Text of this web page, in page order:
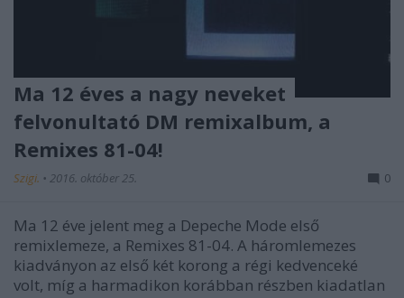
Ma 12 éves a nagy neveket
felvonultató DM remixalbum, a
Remixes 81-04!
Szigi. • 2016. október 25. 0
Ma 12 éve jelent meg a Depeche Mode első
remixlemeze, a Remixes 81-04. A háromlemezes
kiadványon az első két korong a régi kedvenceké
volt, míg a harmadikon korábban részben kiadatlan